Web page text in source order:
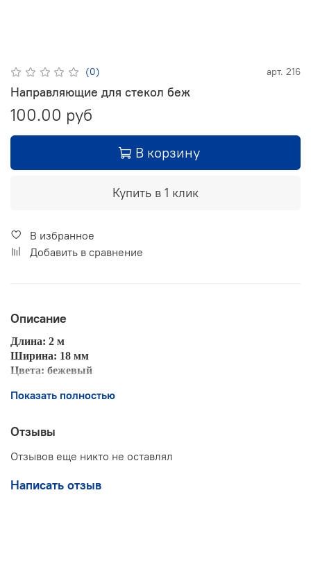
(0) арт. 216
Направляющие для стекол беж
100.00 руб
В корзину
Купить в 1 клик
В избранное
Добавить в сравнение
Описание
Длина: 2 м
Ширина: 18 мм
Цвета: бежевый
Показать полностью
Отзывы
Отзывов еще никто не оставлял
Написать отзыв